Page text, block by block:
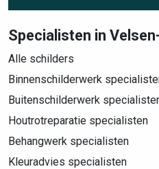
Specialisten in
Alle schilders
Binnenschilderwerk
Buitenschilderwerk
Houtrotreparatie specialisten
Behangwerk specialisten
Kleuradvies specialisten